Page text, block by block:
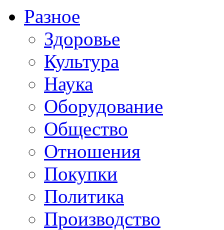
Разное
Здоровье
Культура
Наука
Оборудование
Общество
Отношения
Покупки
Политика
Производство